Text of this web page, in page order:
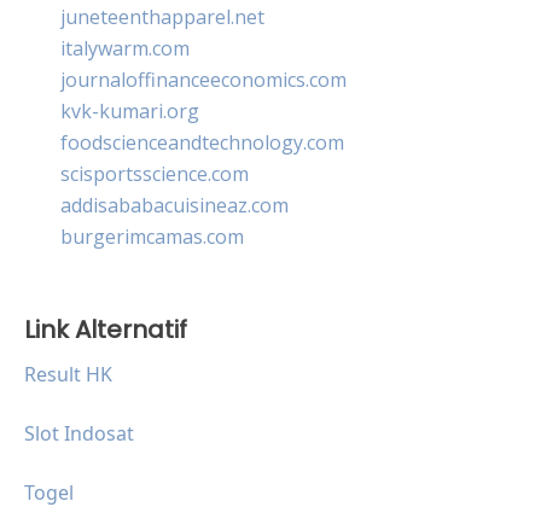
juneteenthapparel.net
italywarm.com
journaloffinanceeconomics.com
kvk-kumari.org
foodscienceandtechnology.com
scisportsscience.com
addisababacuisineaz.com
burgerimcamas.com
Link Alternatif
Result HK
Slot Indosat
Togel